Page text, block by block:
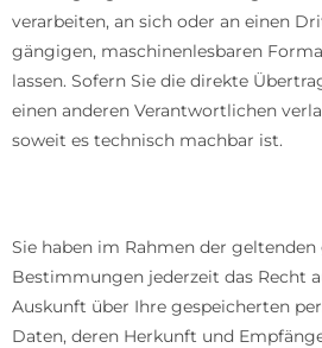
verarbeiten, an sich oder an einen
gängigen, maschinenlesbaren
lassen. Sofern Sie die direkte
einen anderen Verantwortlichen
soweit es technisch machbar ist.
Sie haben im Rahmen der
Bestimmungen jederzeit das Recht
Auskunft über Ihre gespeicherten
Daten, deren Herkunft und